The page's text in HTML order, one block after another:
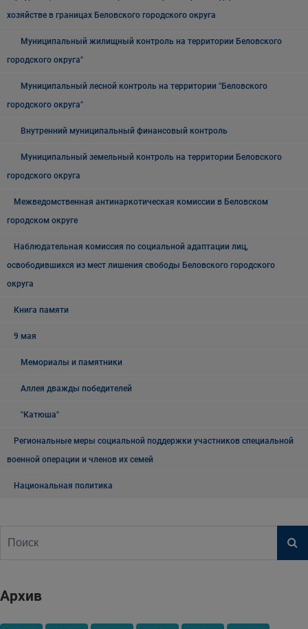
хозяйстве в границах Беловского городского округа
Муниципальный жилищный контроль на территории Беловского
городского округа"
Муниципальный лесной контроль на территории "Беловского
городского округа"
Внутренний муниципальный финансовый контроль
Муниципальный земельный контроль на территории Беловского
городского округа
Межведомственная антинаркотическая комиссии в Беловском
городском округе
Наблюдательная комиссия по социальной адаптации лиц,
освободившихся из мест лишения свободы Беловского городского
округа
Книга памяти
9 мая
Мемориалы и памятники
Аллея дважды победителей
"Катюша"
Региональные меры социальной поддержки участников специальной
военной операции и членов их семей
Национальная политика
Архив